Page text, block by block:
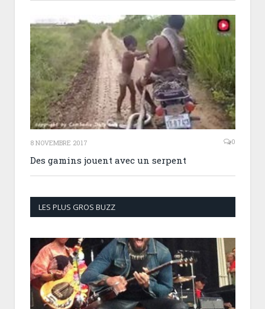
8 NOVEMBRE 2017 0
Des gamins jouent avec un serpent
LES PLUS GROS BUZZ